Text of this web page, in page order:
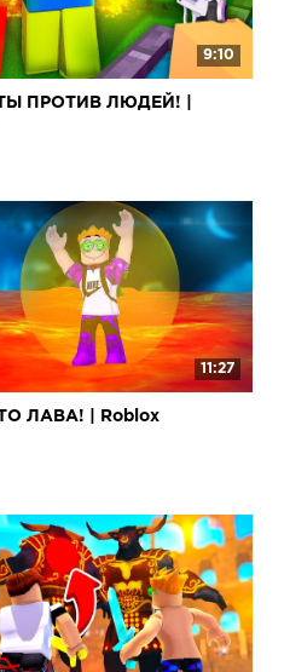
9:10
ПРОТИВ ЛЮДЕЙ! |
11:27
ЛАВА! | Roblox